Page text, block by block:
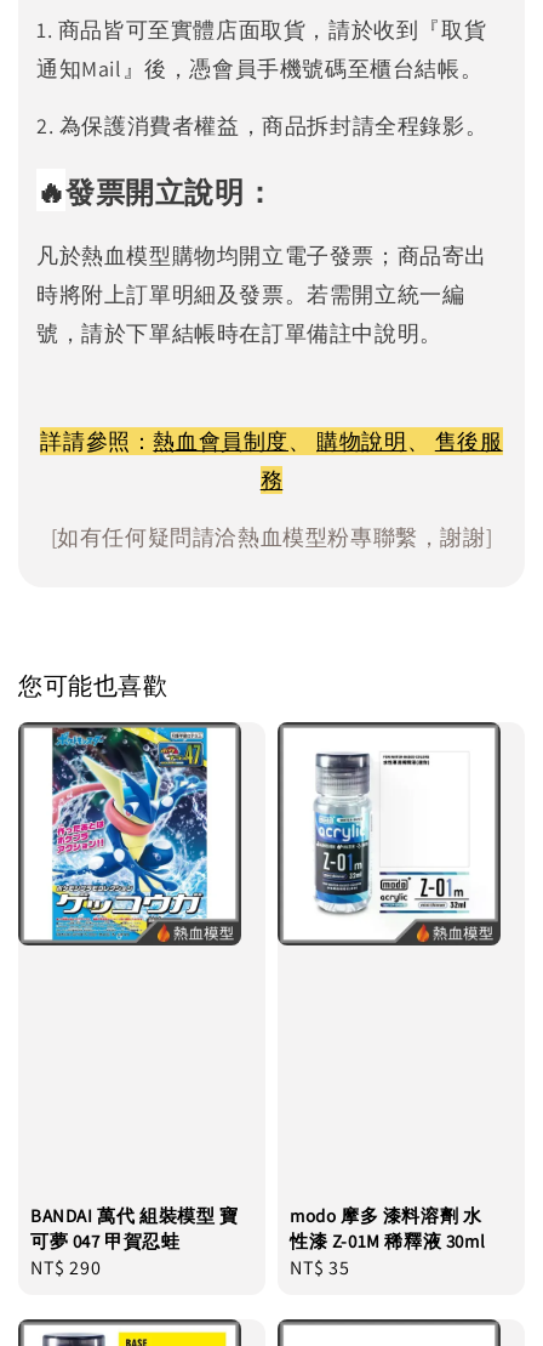
1. 商品皆可至實體店面取貨，請於收到『取貨
通知Mail』後，憑會員手機號碼至櫃台結帳。
2. 為保護消費者權益，商品拆封請全程錄影。
🔥發票開立說明：
凡於熱血模型購物均開立電子發票；商品寄出
時將附上訂單明細及發票。若需開立統一編
號，請於下單結帳時在訂單備註中說明。
詳請參照：熱血會員制度、 購物說明、 售後服
務
[如有任何疑問請洽熱血模型粉專聯繫，謝謝]
您可能也喜歡
BANDAI 萬代 組裝模型 寶
可夢 047 甲賀忍蛙
Regular
NT$ 290
modo 摩多 漆料溶劑 水
性漆 Z-01M 稀釋液 30ml
Regular
NT$ 35